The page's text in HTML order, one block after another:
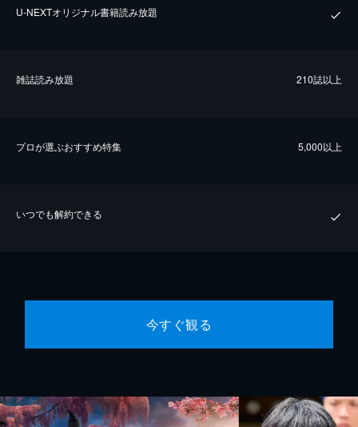
U-NEXTオリジナル書籍読み放題
雑誌読み放題 210誌以上
プロが選ぶおすすめ特集 5,000以上
いつでも解約できる
今すぐ観る